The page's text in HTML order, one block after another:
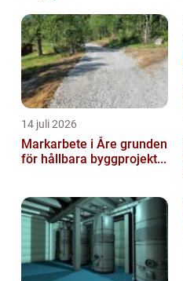
14 juli 2026
Markarbete i Åre grunden
för hållbara byggprojekt...